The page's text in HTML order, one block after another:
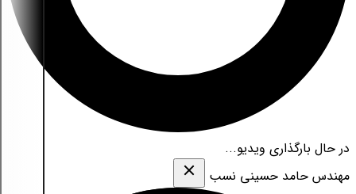
در حال بارگذاری ویدیو...
مهندس حامد حسینی نسب